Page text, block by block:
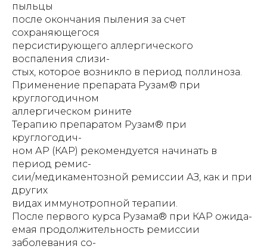
пыльцы
после окончания пыления за счет
сохраняющегося
персистирующего аллергического
воспаления слизи-
стых, которое возникло в период поллиноза.
Применение препарата Рузам® при
круглогодичном
аллергическом рините
Терапию препаратом Рузам® при
круглогодич-
ном АР (КАР) рекомендуется начинать в
период ремис-
сии/медикаментозной ремиссии АЗ, как и при
других
видах иммунотропной терапии.
После первого курса Рузама® при КАР ожида-
емая продолжительность ремиссии
заболевания со-